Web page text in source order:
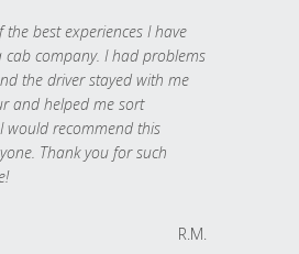
the best experiences I have
cab company. I had problems
the driver stayed with me
and helped me sort
would recommend this
Thank you for such
R.M.